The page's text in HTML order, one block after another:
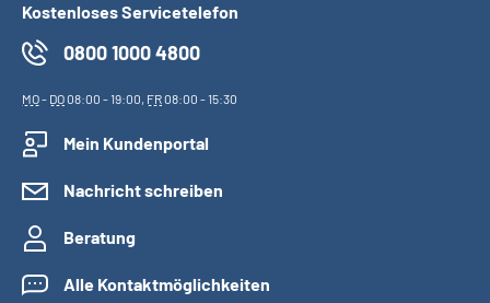
Kostenloses Servicetelefon
0800 1000 4800
MO- DO08:00 - 19:00, FR08:00 - 15:30
Mein Kundenportal
Nachricht schreiben
Beratung
Alle Kontaktmöglichkeiten